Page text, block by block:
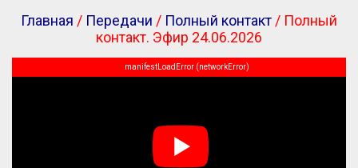
Главная / Передачи / Полный контакт / Полный
контакт. Эфир 24.06.2026
manifestLoadError (networkError)